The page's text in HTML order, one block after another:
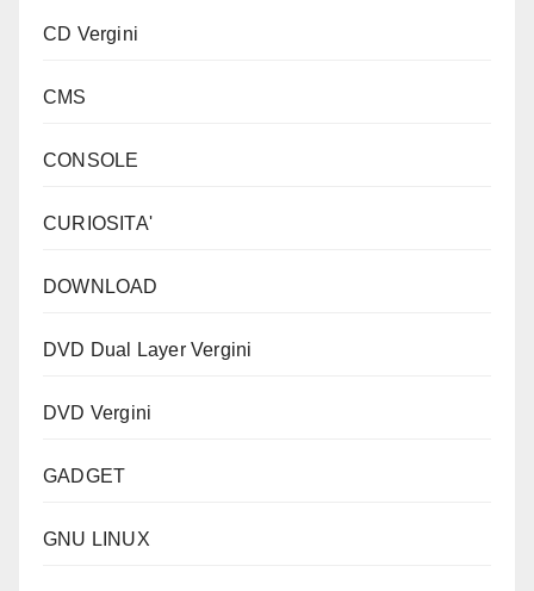
CD Vergini
CMS
CONSOLE
CURIOSITA'
DOWNLOAD
DVD Dual Layer Vergini
DVD Vergini
GADGET
GNU LINUX